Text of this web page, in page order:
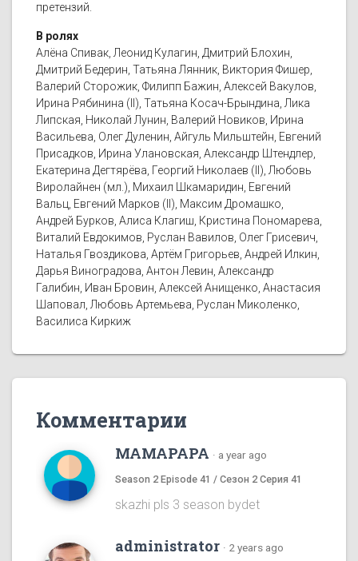
претензий.
В ролях
Алёна Спивак, Леонид Кулагин, Дмитрий Блохин,
Дмитрий Бедерин, Татьяна Лянник, Виктория Фишер,
Валерий Сторожик, Филипп Бажин, Алексей Вакулов,
Ирина Рябинина (II), Татьяна Косач-Брындина, Лика
Липская, Николай Лунин, Валерий Новиков, Ирина
Васильева, Олег Дуленин, Айгуль Мильштейн, Евгений
Присадков, Ирина Улановская, Александр Штендлер,
Екатерина Дегтярёва, Георгий Николаев (II), Любовь
Виролайнен (мл.), Михаил Шкамаридин, Евгений
Вальц, Евгений Марков (II), Максим Дромашко,
Андрей Бурков, Алиса Клагиш, Кристина Пономарева,
Виталий Евдокимов, Руслан Вавилов, Олег Грисевич,
Наталья Гвоздикова, Артём Григорьев, Андрей Илкин,
Дарья Виноградова, Антон Левин, Александр
Галибин, Иван Бровин, Алексей Анищенко, Анастасия
Шаповал, Любовь Артемьева, Руслан Миколенко,
Василиса Киркиж
Комментарии
MAMAPAPA · a year ago
Season 2 Episode 41 / Сезон 2 Серия 41
skazhi pls 3 season bydet
administrator · 2 years ago